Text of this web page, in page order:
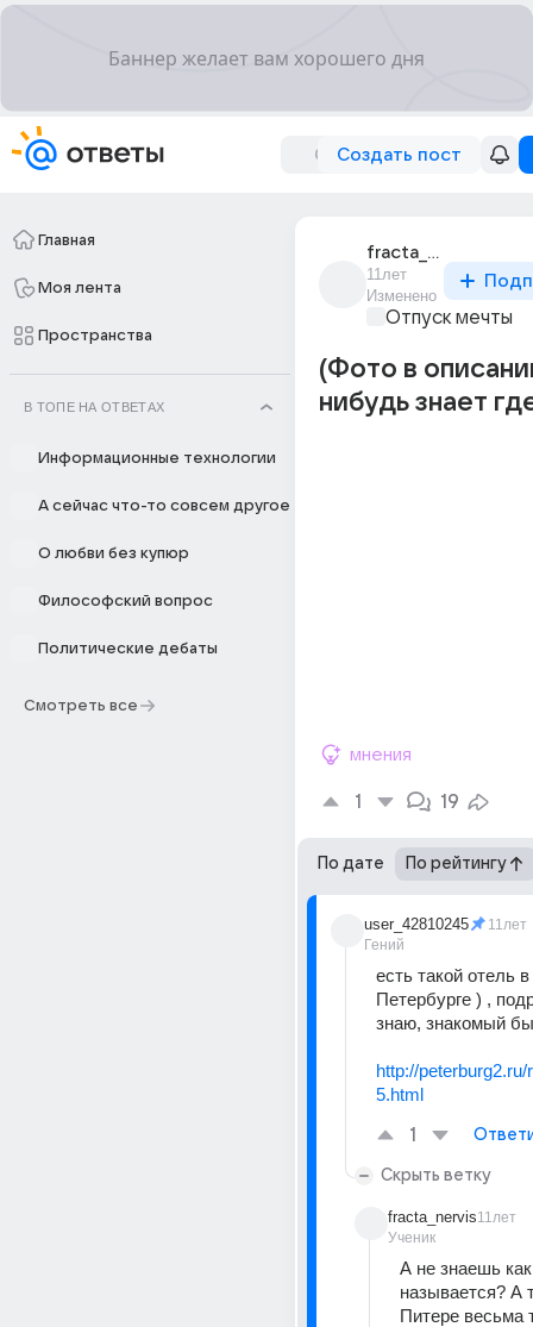
Создать пост
Главная
Моя лента
Пространства
В ТОПЕ НА ОТВЕТАХ
Информационные технологии
А сейчас что-то совсем другое
О любви без купюр
Философский вопрос
Политические дебаты
Смотреть все
fracta_nervis
11лет
Изменено
Отпуск мечты
(Фото в
нибудь знает
мнения
1 19
По дате По рейтингу
user_42810245
Гений
11лет
есть такой отель
Петербургe ) ,
знаю, знакомый
http://
5.html
1
Скрыть ветку
fracta_nervis
Ученик
11лет
А не знаешь
называется? А
Питере весьма